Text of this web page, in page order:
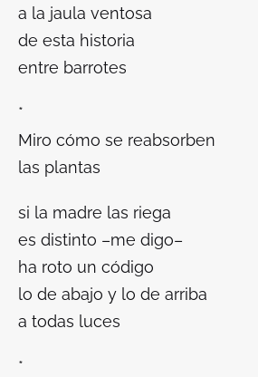
a la jaula ventosa
de esta historia
entre barrotes
*
Miro cómo se reabsorben
las plantas
si la madre las riega
es distinto –me digo–
ha roto un código
lo de abajo y lo de arriba
a todas luces
*